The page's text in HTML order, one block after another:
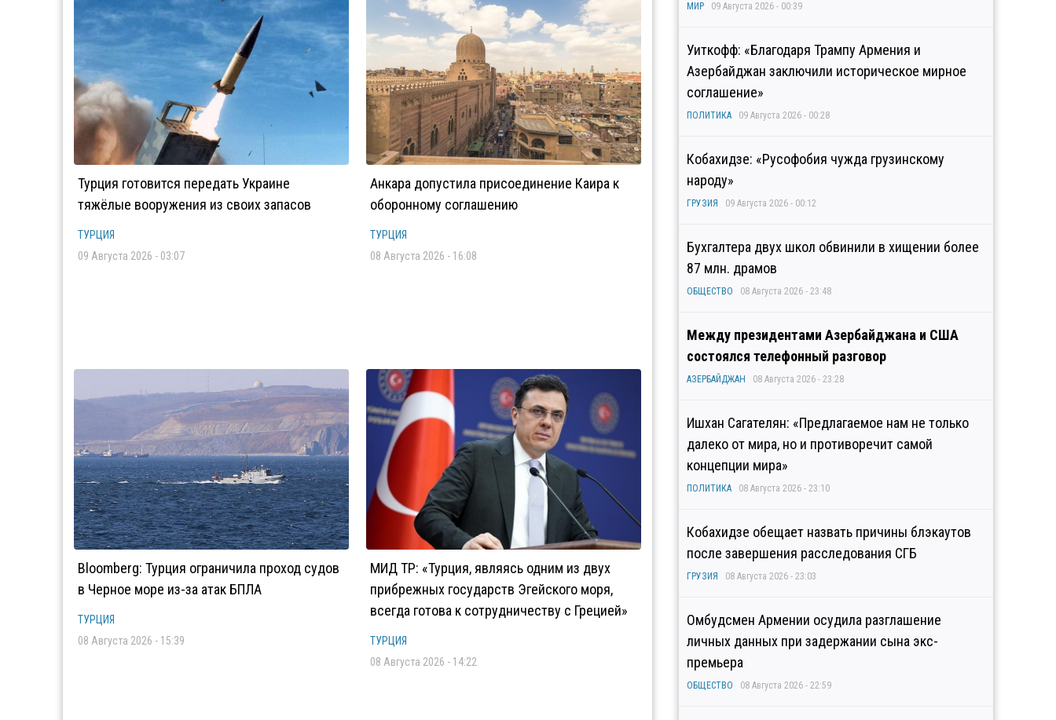
Турция готовится передать Украине
тяжёлые вооружения из своих запасов
ТУРЦИЯ
09 Августа 2026 - 03:07
Анкара допустила присоединение Каира к
оборонному соглашению
ТУРЦИЯ
08 Августа 2026 - 16:08
Bloomberg: Турция ограничила проход судов
в Черное море из-за атак БПЛА
ТУРЦИЯ
08 Августа 2026 - 15:39
МИД ТР: «Турция, являясь одним из двух
прибрежных государств Эгейского моря,
всегда готова к сотрудничеству с Грецией»
ТУРЦИЯ
08 Августа 2026 - 14:22
МИР 09 Августа 2026 - 00:39
Уиткофф: «Благодаря Трампу Армения и
Азербайджан заключили историческое мирное
соглашение»
ПОЛИТИКА 09 Августа 2026 - 00:28
Кобахидзе: «Русофобия чужда грузинскому
народу»
ГРУЗИЯ 09 Августа 2026 - 00:12
Бухгалтера двух школ обвинили в хищении более
87 млн. драмов
ОБЩЕСТВО 08 Августа 2026 - 23:48
Между президентами Азербайджана и США
состоялся телефонный разговор
АЗЕРБАЙДЖАН 08 Августа 2026 - 23:28
Ишхан Сагателян: «Предлагаемое нам не только
далеко от мира, но и противоречит самой
концепции мира»
ПОЛИТИКА 08 Августа 2026 - 23:10
Кобахидзе обещает назвать причины блэкаутов
после завершения расследования СГБ
ГРУЗИЯ 08 Августа 2026 - 23:03
Омбудсмен Армении осудила разглашение
личных данных при задержании сына экс-
премьера
ОБЩЕСТВО 08 Августа 2026 - 22:59